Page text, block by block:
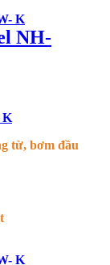
NH-
K
từ, bơm đầu